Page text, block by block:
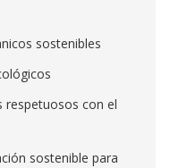
sostenibles
respetuosos con el
sostenible para